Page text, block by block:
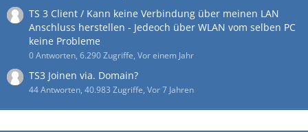
TS 3 Client / Kann keine Verbindung über meinen LAN
Anschluss herstellen - Jedeoch über WLAN vom selben PC
keine Probleme
0 Antworten, 6.290 Zugriffe, Vor einem Jahr
TS3 Joinen via. Domain?
44 Antworten, 40.983 Zugriffe, Vor 7 Jahren